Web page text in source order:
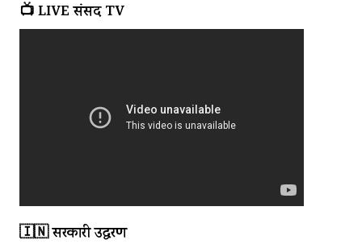
📺 LIVE संसद TV
🇮🇳 सरकारी उद्धरण